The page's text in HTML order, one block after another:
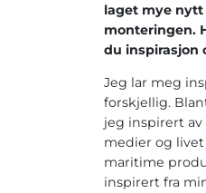
laget mye nytt
monteringen.
du inspirasjon
Jeg lar meg
forskjellig.
jeg inspirert av
medier og
maritime
inspirert fra